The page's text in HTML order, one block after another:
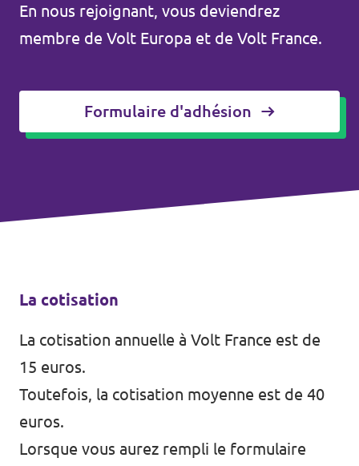
Agenda
Volt FALC
Adhérer
En nous rejoignant, vous deviendrez
membre de Volt Europa et de Volt France.
Formulaire d'adhésion
La cotisation
La cotisation annuelle à Volt France est de
15 euros.
Toutefois, la cotisation moyenne est de 40
euros.
Lorsque vous aurez rempli le formulaire